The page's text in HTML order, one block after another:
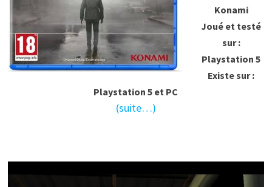
Konami
Joué et testé
sur :
Playstation 5
Existe sur :
Playstation 5 et PC
(suite…)